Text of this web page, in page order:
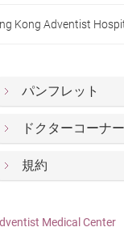
Kong Adventist
パンフレット
ドクターコーナー
規約
Medical Center